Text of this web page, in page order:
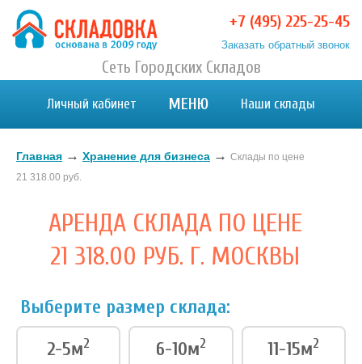
Хранение вещей в Москве и МО. Склад временного
Хранение вещей в Москве и МО. Склад временного хранения. Складовка
+7 (495) 225-25-45
Заказать обратный звонок
Сеть Городских Складов
Личный кабинет МЕНЮ Наши склады
Главная → Хранение для бизнеса → Склады по цене
21 318.00 руб.
АРЕНДА СКЛАДА ПО ЦЕНЕ
21 318.00 РУБ. Г. МОСКВЫ
Выберите размер склада:
2-5м2 6-10м2 11-15м2